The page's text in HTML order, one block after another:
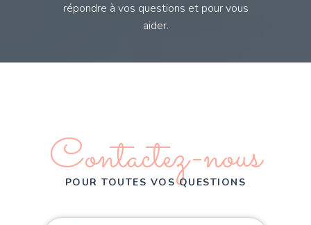
répondre à vos questions et pour vous
aider.
Contactez-nous
POUR TOUTES VOS QUESTIONS